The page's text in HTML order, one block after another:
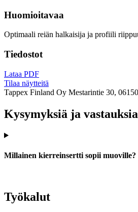
Huomioitavaa
Optimaali reiän halkaisija ja profiili
Tiedostot
Lataa PDF
Tilaa näytteitä
Tappex Finland Oy Mestarintie 30,
Kysymyksiä ja vastauksia
Millainen kierreinsertti sopii muoville?
Työkalut